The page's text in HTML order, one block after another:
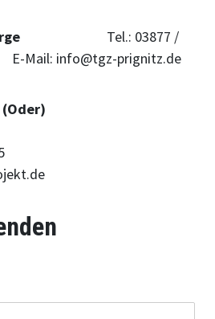
Tel.: 03877 /
info@tgz-prignitz.de